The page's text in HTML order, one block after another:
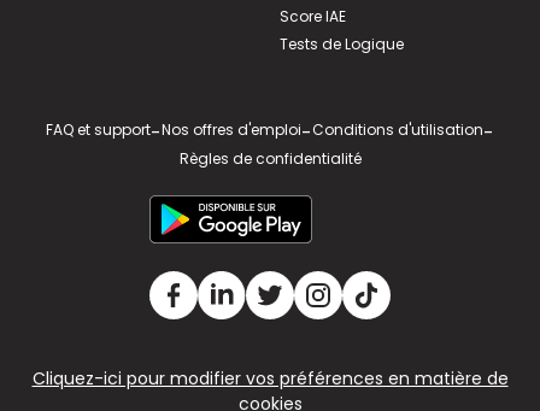
Score IAE
Tests de Logique
FAQ et support-Nos offres d'emploi-Conditions d'utilisation-
Règles de confidentialité
Cliquez-ici pour modifier vos préférences en matière de
cookies